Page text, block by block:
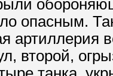
опасным.
артиллерия
второй,